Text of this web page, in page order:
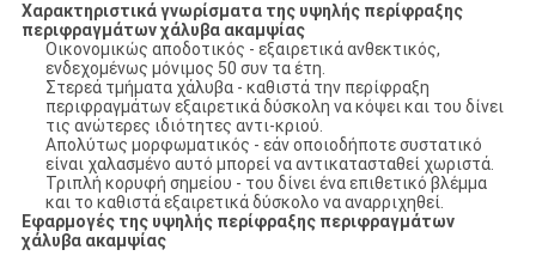
Χαρακτηριστικά γνωρίσματα της υψηλής περίφραξης
περιφραγμάτων χάλυβα ακαμψίας
Οικονομικώς αποδοτικός - εξαιρετικά ανθεκτικός,
ενδεχομένως μόνιμος 50 συν τα έτη.
Στερεά τμήματα χάλυβα - καθιστά την περίφραξη
περιφραγμάτων εξαιρετικά δύσκολη να κόψει και του δίνει
τις ανώτερες ιδιότητες αντι-κριού.
Απολύτως μορφωματικός - εάν οποιοδήποτε συστατικό
είναι χαλασμένο αυτό μπορεί να αντικατασταθεί χωριστά.
Τριπλή κορυφή σημείου - του δίνει ένα επιθετικό βλέμμα
και το καθιστά εξαιρετικά δύσκολο να αναρριχηθεί.
Εφαρμογές της υψηλής περίφραξης περιφραγμάτων
χάλυβα ακαμψίας